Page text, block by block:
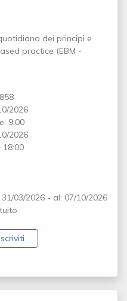
dei principi e
practice (EBM -
2026
9:00
2026
18:00
31/03/2026 - al: 07/10/2026